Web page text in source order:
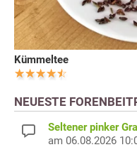
Kümmeltee
NEUESTE
Seltener pinker
am 06.08.2026